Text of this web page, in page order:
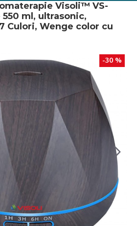
Visoli™ VS-
ml, ultrasonic,
Culori, Wenge color cu
-30 %